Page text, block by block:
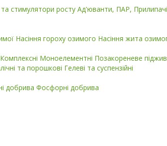
стимулятори росту Ад'юванти, ПАР, Прилипачі
Насіння гороху озимого Насіння жита
Комплексні Моноелементні Позакореневе
та порошкові Гелеві та суспензійні
добрива Фосфорні добрива